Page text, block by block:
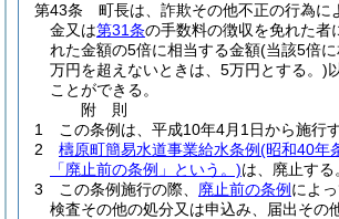
第43条
町長は、詐欺その他不正の行為に
金又は第31条の手数料の徴収を免れた者
れた金額の5倍に相当する金額(当該5倍
万円を超えないときは、5万円とする。)
ことができる。
附 則
1
この条例は、平成10年4月1日から施行す
2
檮原町簡易水道事業給水条例(昭和40年
「廃止前の条例」という。)は、廃止する
3
この条例施行の際、 廃止前の条例 によ
検査その他の処分又は申込み、届出その